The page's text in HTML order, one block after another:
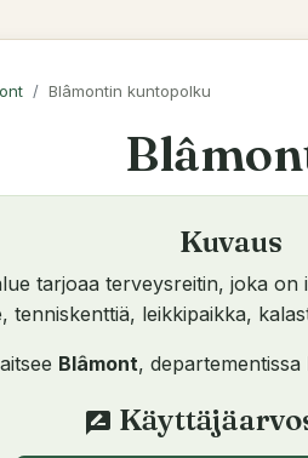
Blâmontin kuntopolku
Kuvaus
tarjoaa terveysreitin, joka
tenniskenttiä, leikkipaikka,
Blâmont, departementissa
rate_review